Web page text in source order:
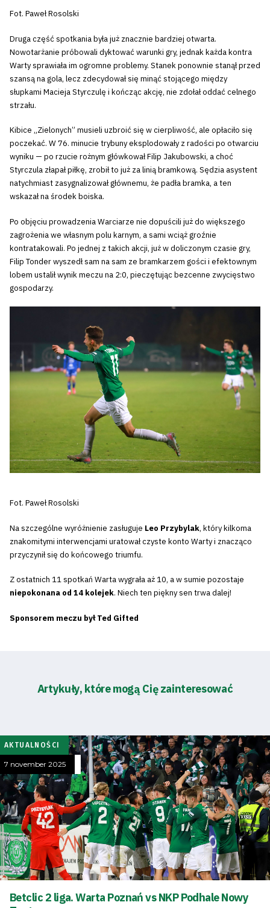
Fot. Paweł Rosolski
Druga część spotkania była już znacznie bardziej otwarta.
Nowotarżanie próbowali dyktować warunki gry, jednak każda kontra
Warty sprawiała im ogromne problemy. Stanek ponownie stanął przed
szansą na gola, lecz zdecydował się minąć stojącego między
słupkami Macieja Styrczulę i kończąc akcję, nie zdołał oddać celnego
strzału.
Kibice „Zielonych” musieli uzbroić się w cierpliwość, ale opłaciło się
poczekać. W 76. minucie trybuny eksplodowały z radości po otwarciu
wyniku — po rzucie rożnym główkował Filip Jakubowski, a choć
Styrczula złapał piłkę, zrobił to już za linią bramkową. Sędzia asystent
natychmiast zasygnalizował głównemu, że padła bramka, a ten
wskazał na środek boiska.
Po objęciu prowadzenia Warciarze nie dopuścili już do większego
zagrożenia we własnym polu karnym, a sami wciąż groźnie
kontratakowali. Po jednej z takich akcji, już w doliczonym czasie gry,
Filip Tonder wyszedł sam na sam ze bramkarzem gości i efektownym
lobem ustalił wynik meczu na 2:0, pieczętując bezcenne zwycięstwo
gospodarzy.
Fot. Paweł Rosolski
Na szczególne wyróżnienie zasługuje Leo Przybylak, który kilkoma
znakomitymi interwencjami uratował czyste konto Warty i znacząco
przyczynił się do końcowego triumfu.
Z ostatnich 11 spotkań Warta wygrała aż 10, a w sumie pozostaje
niepokonana od 14 kolejek. Niech ten piękny sen trwa dalej!
Sponsorem meczu był Ted Gifted
Artykuły, które mogą Cię zainteresować
AKTUALNOŚCI
7 november 2025
Betclic 2 liga. Warta Poznań vs NKP Podhale Nowy